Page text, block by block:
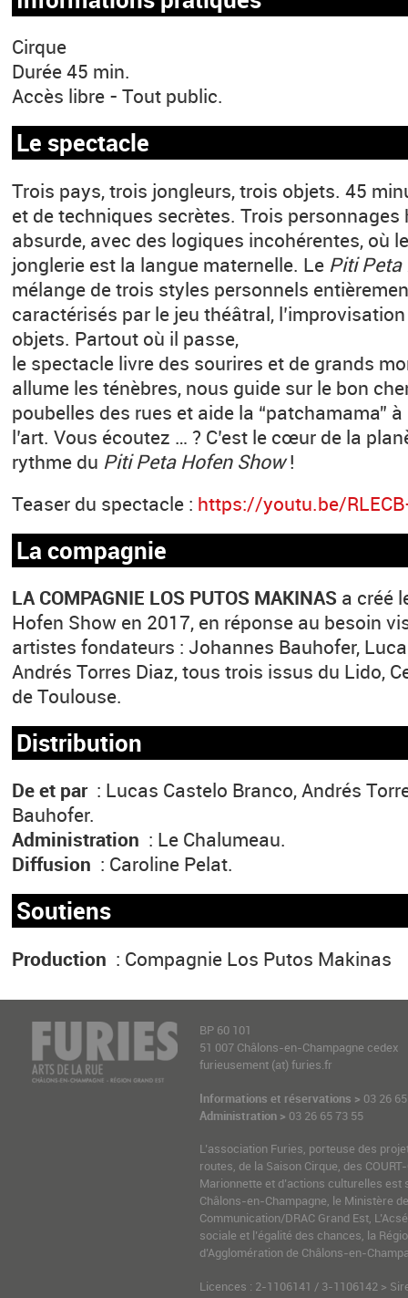
Cirque
Durée 45 min.
Accès libre - Tout public.
Le spectacle
Trois pays, trois jongleurs, trois objets. 45
et de techniques secrètes. Trois
absurde, avec des logiques incohérentes, où
jonglerie est la langue maternelle. Le Piti Peta
mélange de trois styles personnels
caractérisés par le jeu théâtral,
objets. Partout où il passe,
le spectacle livre des sourires et de grands
allume les ténèbres, nous guide sur le bon
poubelles des rues et aide la “patchamama” à
l’art. Vous écoutez … ? C’est le cœur de la
rythme du Piti Peta Hofen Show!
Teaser du spectacle : https://youtu.be/
La compagnie
LA COMPAGNIE LOS PUTOS MAKINAS a créé
Hofen Show en 2017, en réponse au besoin
artistes fondateurs : Johannes Bauhofer,
Andrés Torres Diaz, tous trois issus du Lido,
de Toulouse.
Distribution
De et par : Lucas Castelo Branco, Andrés
Bauhofer.
Administration : Le Chalumeau.
Diffusion : Caroline Pelat.
Soutiens
Production : Compagnie Los Putos Makinas
BP 60 101
51 007 Châlons-en-Champagne cedex
furieusement (at) furies.fr
Informations et réservations > 03 26
Administration > 03 26 65 73 55
L’association Furies, porteuse des
routes, de la Saison Cirque, des
Marionnette et d’actions culturelles est
Châlons-en-Champagne, le Ministère
Communication/DRAC Grand Est,
sociale et l’égalité des chances, la
d’Agglomération de Châlons-en-
Licences : 2-1106141 / 3-1106142 >